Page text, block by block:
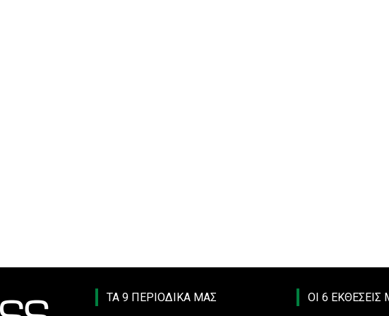
ΤΑ 9 ΠΕΡΙΟΔΙΚΑ ΜΑΣ ΟΙ 6 ΕΚΘΕΣΕΙΣ